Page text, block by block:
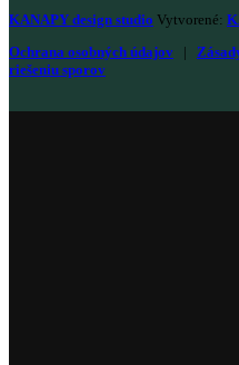
KANAPY design studio Vytvorené:
Ochrana osobných údajov |
riešeniu sporov